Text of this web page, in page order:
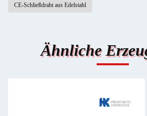
CE-Schließdraht aus Edelstahl
Ähnliche